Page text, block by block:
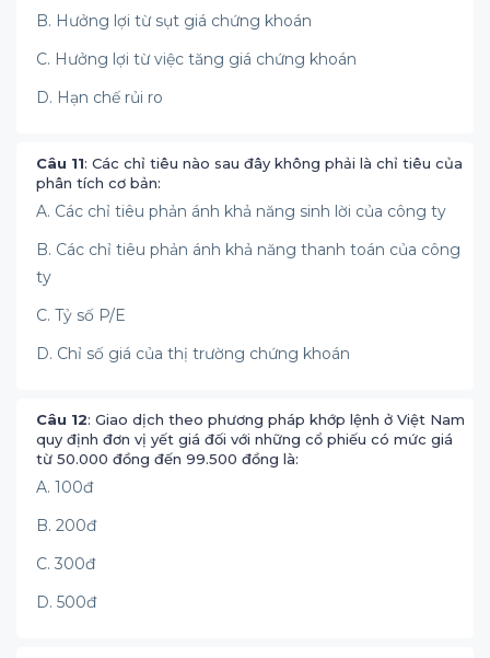
B. Hưởng lợi từ sụt giá chứng khoán
C. Hưởng lợi từ việc tăng giá chứng khoán
D. Hạn chế rủi ro
Câu 11: Các chỉ tiêu nào sau đây không phải là chỉ tiêu của
phân tích cơ bản:
A. Các chỉ tiêu phản ánh khả năng sinh lời của công ty
B. Các chỉ tiêu phản ánh khả năng thanh toán của công
ty
C. Tỷ số P/E
D. Chỉ số giá của thị trường chứng khoán
Câu 12: Giao dịch theo phương pháp khớp lệnh ở Việt Nam
quy định đơn vị yết giá đối với những cổ phiếu có mức giá
từ 50.000 đồng đến 99.500 đồng là:
A. 100đ
B. 200đ
C. 300đ
D. 500đ